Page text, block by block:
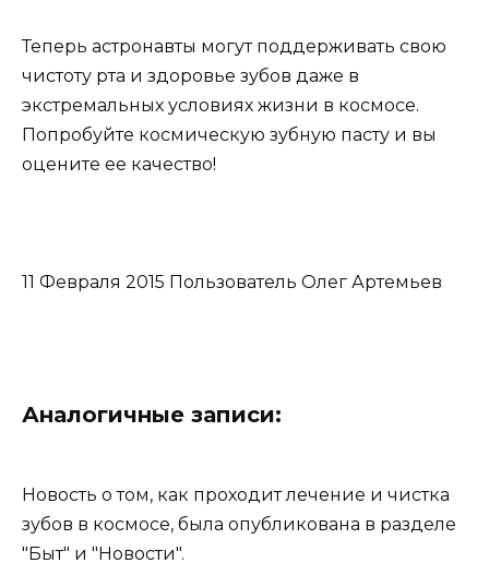
Теперь астронавты могут поддерживать свою
чистоту рта и здоровье зубов даже в
экстремальных условиях жизни в космосе.
Попробуйте космическую зубную пасту и вы
оцените ее качество!
11 Февраля 2015 Пользователь Олег Артемьев
Аналогичные записи:
Новость о том, как проходит лечение и чистка
зубов в космосе, была опубликована в разделе
"Быт" и "Новости".